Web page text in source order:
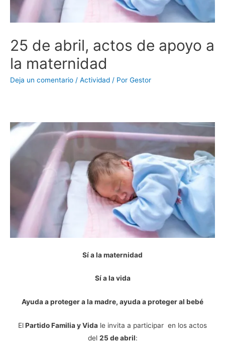
25 de abril, actos de apoyo a
la maternidad
Deja un comentario / Actividad / Por Gestor
Sí a la maternidad
Sí a la vida
Ayuda a proteger a la madre, ayuda a proteger al bebé
ElPartido Familia y Vida le invita a participar en los actos
del 25 de abril: